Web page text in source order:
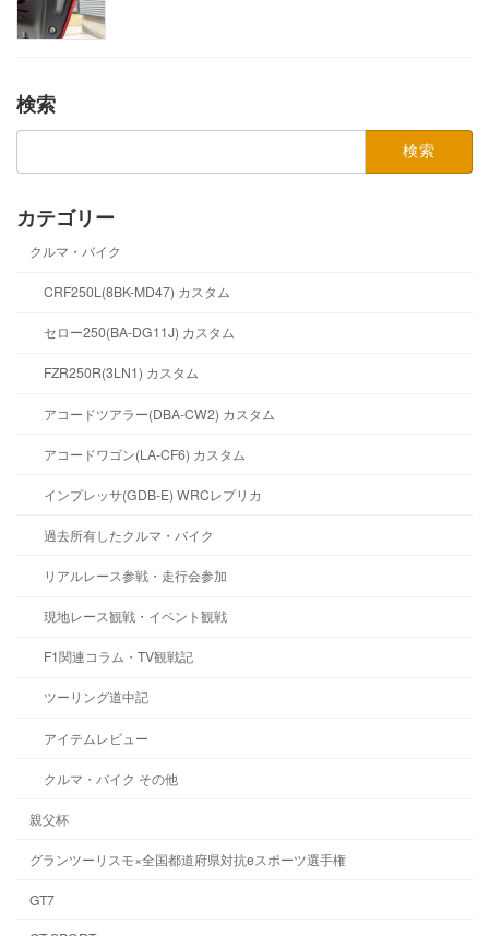
検索
カテゴリー
クルマ・バイク
CRF250L(8BK-MD47) カスタム
セロー250(BA-DG11J) カスタム
FZR250R(3LN1) カスタム
アコードツアラー(DBA-CW2) カスタム
アコードワゴン(LA-CF6) カスタム
インプレッサ(GDB-E) WRCレプリカ
過去所有したクルマ・バイク
リアルレース参戦・走行会参加
現地レース観戦・イベント観戦
F1関連コラム・TV観戦記
ツーリング道中記
アイテムレビュー
クルマ・バイク その他
親父杯
グランツーリスモ×全国都道府県対抗eスポーツ選手権
GT7